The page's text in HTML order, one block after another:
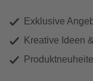
Exklusive
Kreative Ideen